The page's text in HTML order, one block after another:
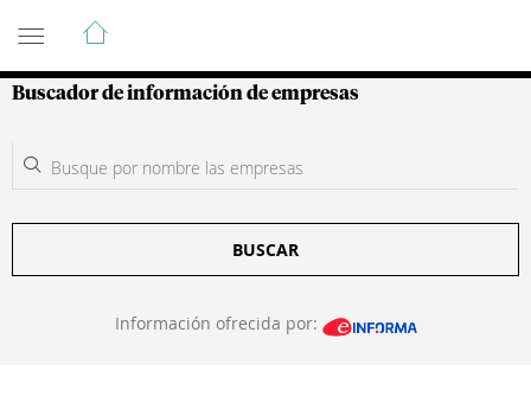
Guía de Empresas Colombianas
Buscador de información de empresas
BUSCAR
Información ofrecida por: